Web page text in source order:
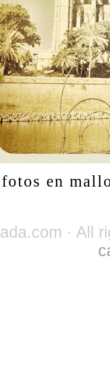
fotos en
· All